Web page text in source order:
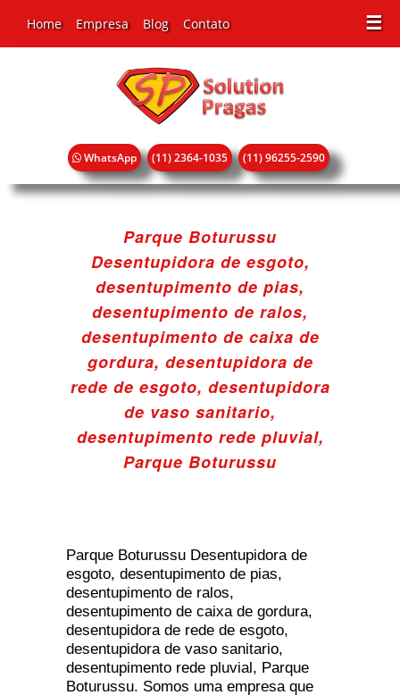
☰
Home Empresa Blog Contato
WhatsApp (11) 2364-1035 (11) 96255-2590
Parque Boturussu
Desentupidora de esgoto,
desentupimento de pias,
desentupimento de ralos,
desentupimento de caixa de
gordura, desentupidora de
rede de esgoto, desentupidora
de vaso sanitario,
desentupimento rede pluvial,
Parque Boturussu
Parque Boturussu Desentupidora de
esgoto, desentupimento de pias,
desentupimento de ralos,
desentupimento de caixa de gordura,
desentupidora de rede de esgoto,
desentupidora de vaso sanitario,
desentupimento rede pluvial, Parque
Boturussu. Somos uma empresa que